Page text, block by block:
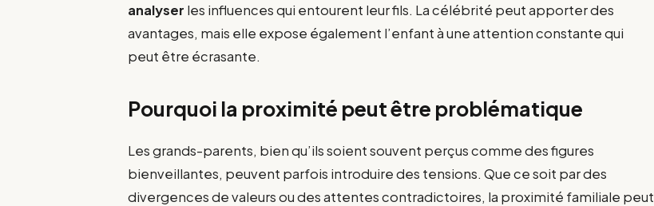
analyser les influences qui entourent leur fils. La célébrité peut apporter des
avantages, mais elle expose également l’enfant à une attention constante qui
peut être écrasante.
Pourquoi la proximité peut être problématique
Les grands-parents, bien qu’ils soient souvent perçus comme des figures
bienveillantes, peuvent parfois introduire des tensions. Que ce soit par des
divergences de valeurs ou des attentes contradictoires, la proximité familiale peut